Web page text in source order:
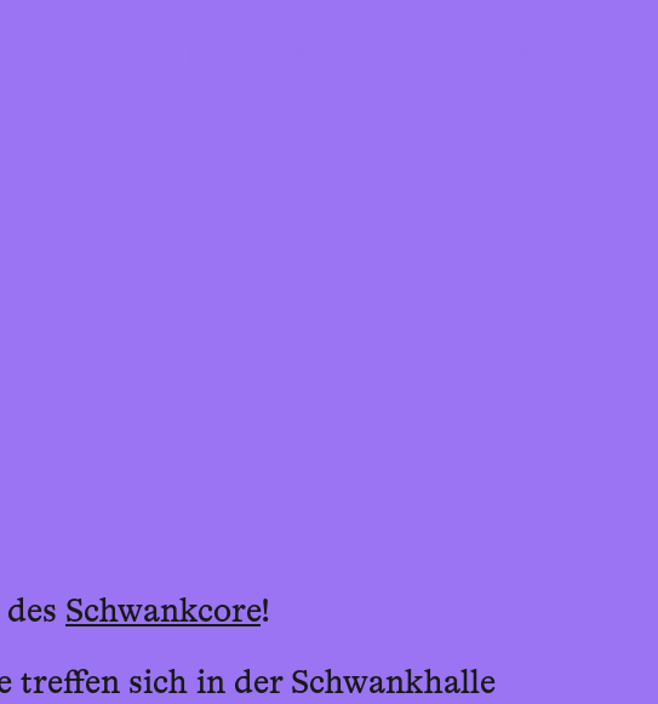
Schwankcore!
treffen sich in der Schwankhalle